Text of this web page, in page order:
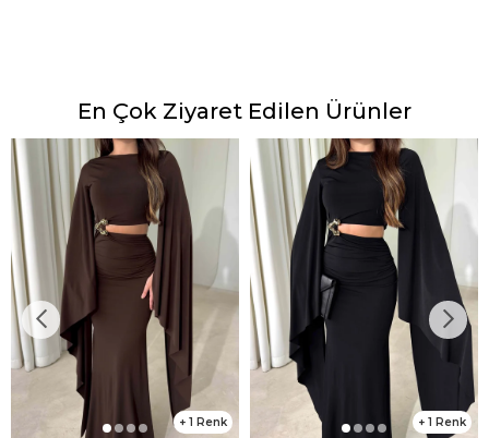
En Çok Ziyaret Edilen Ürünler
1 1